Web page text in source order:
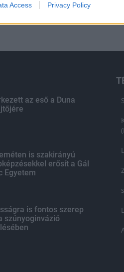
Access Privacy Policy
az eső a Duna
is szakirányú
erősít a Gál
Egyetem
is fontos szerep
szúnyoginvázió